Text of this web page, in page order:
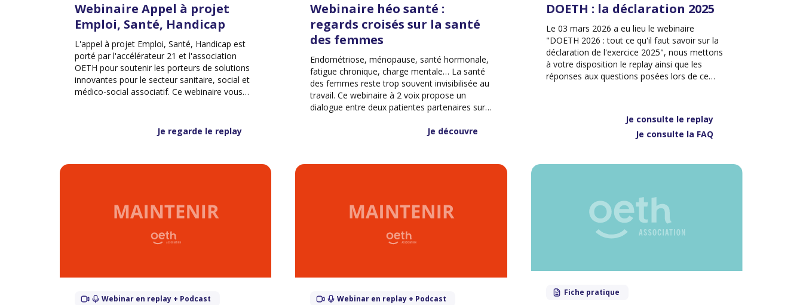
Webinaire Appel à projet
Emploi, Santé, Handicap
L'appel à projet Emploi, Santé, Handicap est
porté par l'accélérateur 21 et l'association
OETH pour soutenir les porteurs de solutions
innovantes pour le secteur sanitaire, social et
médico-social associatif. Ce webinaire vous
Je regarde le replay
Webinaire héo santé :
regards croisés sur la santé
des femmes
Endométriose, ménopause, santé hormonale,
fatigue chronique, charge mentale… La santé
des femmes reste trop souvent invisibilisée au
travail. Ce webinaire à 2 voix propose un
dialogue entre deux patientes partenaires sur
leviers d’inclusion pour un environnement
Je découvre
DOETH : la déclaration 2025
Le 03 mars 2026 a eu lieu le webinaire
"DOETH 2026 : tout ce qu'il faut savoir sur la
déclaration de l'exercice 2025", nous mettons
à votre disposition le replay ainsi que les
réponses aux questions posées lors de ce
Je consulte le replay
Je consulte la FAQ
Webinar en replay + Podcast Webinar en replay + Podcast
Fiche pratique